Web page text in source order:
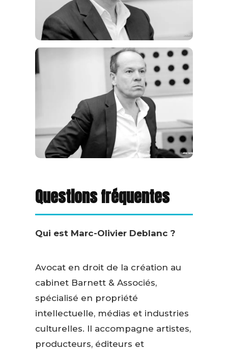
Questions fréquentes
Qui est Marc-Olivier Deblanc ?
Avocat en droit de la création au
cabinet Barnett & Associés,
spécialisé en propriété
intellectuelle, médias et industries
culturelles. Il accompagne artistes,
producteurs, éditeurs et